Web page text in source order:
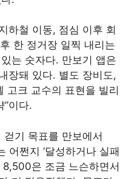
하철 이동, 점심 이후 회
한 정거장 일찍 내리는
는 숫자다. 만보기 앱은
장돼 있다. 별도 장비도,
고크 교수의 표현을 빌리
”이다.
기 목표를 만보에서
어쩐지 ‘달성하거나 실패
8,500은 조금 느슨하면서